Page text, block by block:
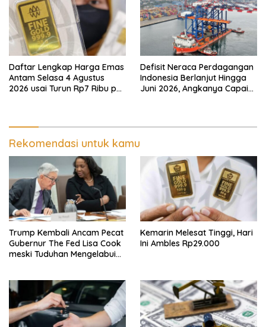
Daftar Lengkap Harga Emas
Antam Selasa 4 Agustus
2026 usai Turun Rp7 Ribu per
Defisit Neraca Perdagangan
Indonesia Berlanjut Hingga
Juni 2026, Angkanya Capai
Rekomendasi untuk kamu
Trump Kembali Ancam Pecat
Gubernur The Fed Lisa Cook
meski Tuduhan Mengelabui
Kemarin Melesat Tinggi, Hari
Ini Ambles Rp29.000